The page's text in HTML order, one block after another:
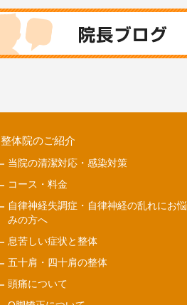
整体院のご紹介
当院の清潔対応・感染対策
コース・料金
自律神経失調症・自律神経の乱れにお悩
みの方へ
息苦しい症状と整体
五十肩・四十肩の整体
頭痛について